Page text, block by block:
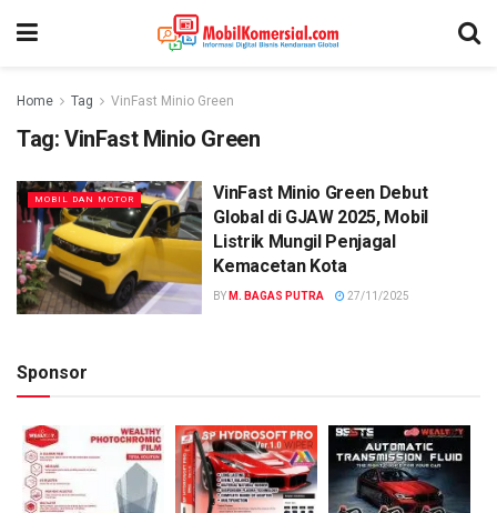
Home Tag VinFast Minio Green
Tag: VinFast Minio Green
MOBIL DAN MOTOR
VinFast Minio Green Debut
Global di GJAW 2025, Mobil
Listrik Mungil Penjagal
Kemacetan Kota
BY M. BAGAS PUTRA 27/11/2025
Sponsor